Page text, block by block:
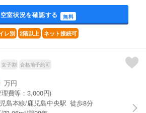
空室状況を確認する 無料
レ別 2階以上 ネット接続可
女子割 合格前予約可
万円
理費等：3,000円)
島本線/鹿児島中央駅 徒歩8分